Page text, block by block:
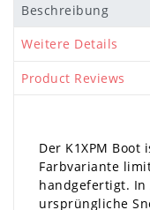
Beschreibung
Weitere Details
Product Reviews
Der K1XPM Boot
Farbvariante
handgefertigt. In
ursprüngliche